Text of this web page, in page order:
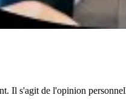
Il s'agit de l'opinion